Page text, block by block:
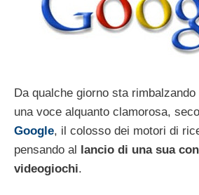
Da qualche giorno sta
una voce alquanto clamorosa,
Google, il colosso dei motori di
pensando al lancio di una sua
videogiochi.